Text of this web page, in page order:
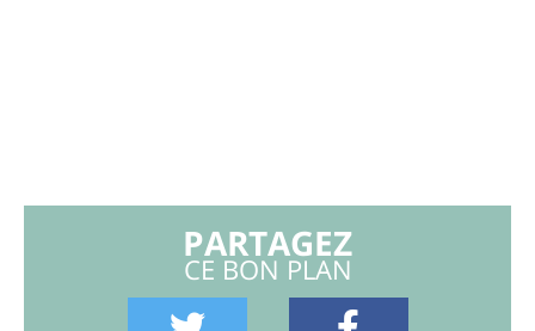
PARTAGEZ
CE BON PLAN